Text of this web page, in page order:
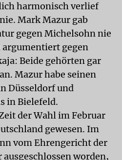
harmonisch verlief
Mark Mazur gab
gegen Michelsohn nie
argumentiert gegen
Beide gehörten gar
Mazur habe seinen
Düsseldorf und
in Bielefeld.
der Wahl im Februar
gewesen. Im
vom Ehrengericht der
ausgeschlossen worden,